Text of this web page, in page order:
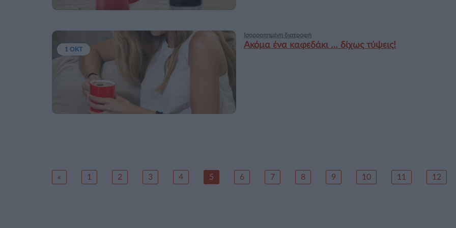
Ισορροπημένη διατροφή
Ακόμα ένα καφεδάκι … δίχως τύψεις!
1 ΟΚΤ
« 1 2 3 4 5 6 7 8 9 10 11 12